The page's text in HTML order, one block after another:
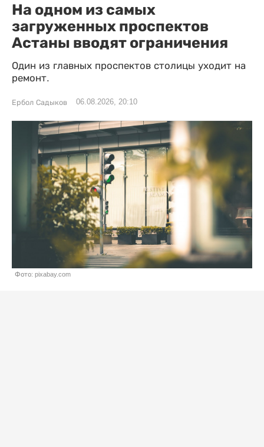
На одном из самых
загруженных проспектов
Астаны вводят ограничения
Один из главных проспектов столицы уходит на
ремонт.
Ербол Садыков 06.08.2026, 20:10
Фото: pixabay.com